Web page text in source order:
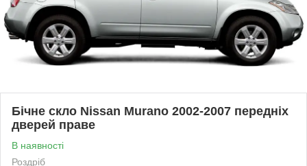
Бічне скло Nissan Murano 2002-2007 передніх
дверей праве
В наявності
Роздріб